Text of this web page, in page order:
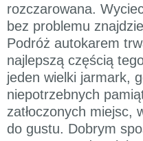
rozczarowana.
bez problemu
Podróż autokarem
najlepszą częścią
jeden wielki jarmark,
niepotrzebnych
zatłoczonych miejsc,
do gustu. Dobrym